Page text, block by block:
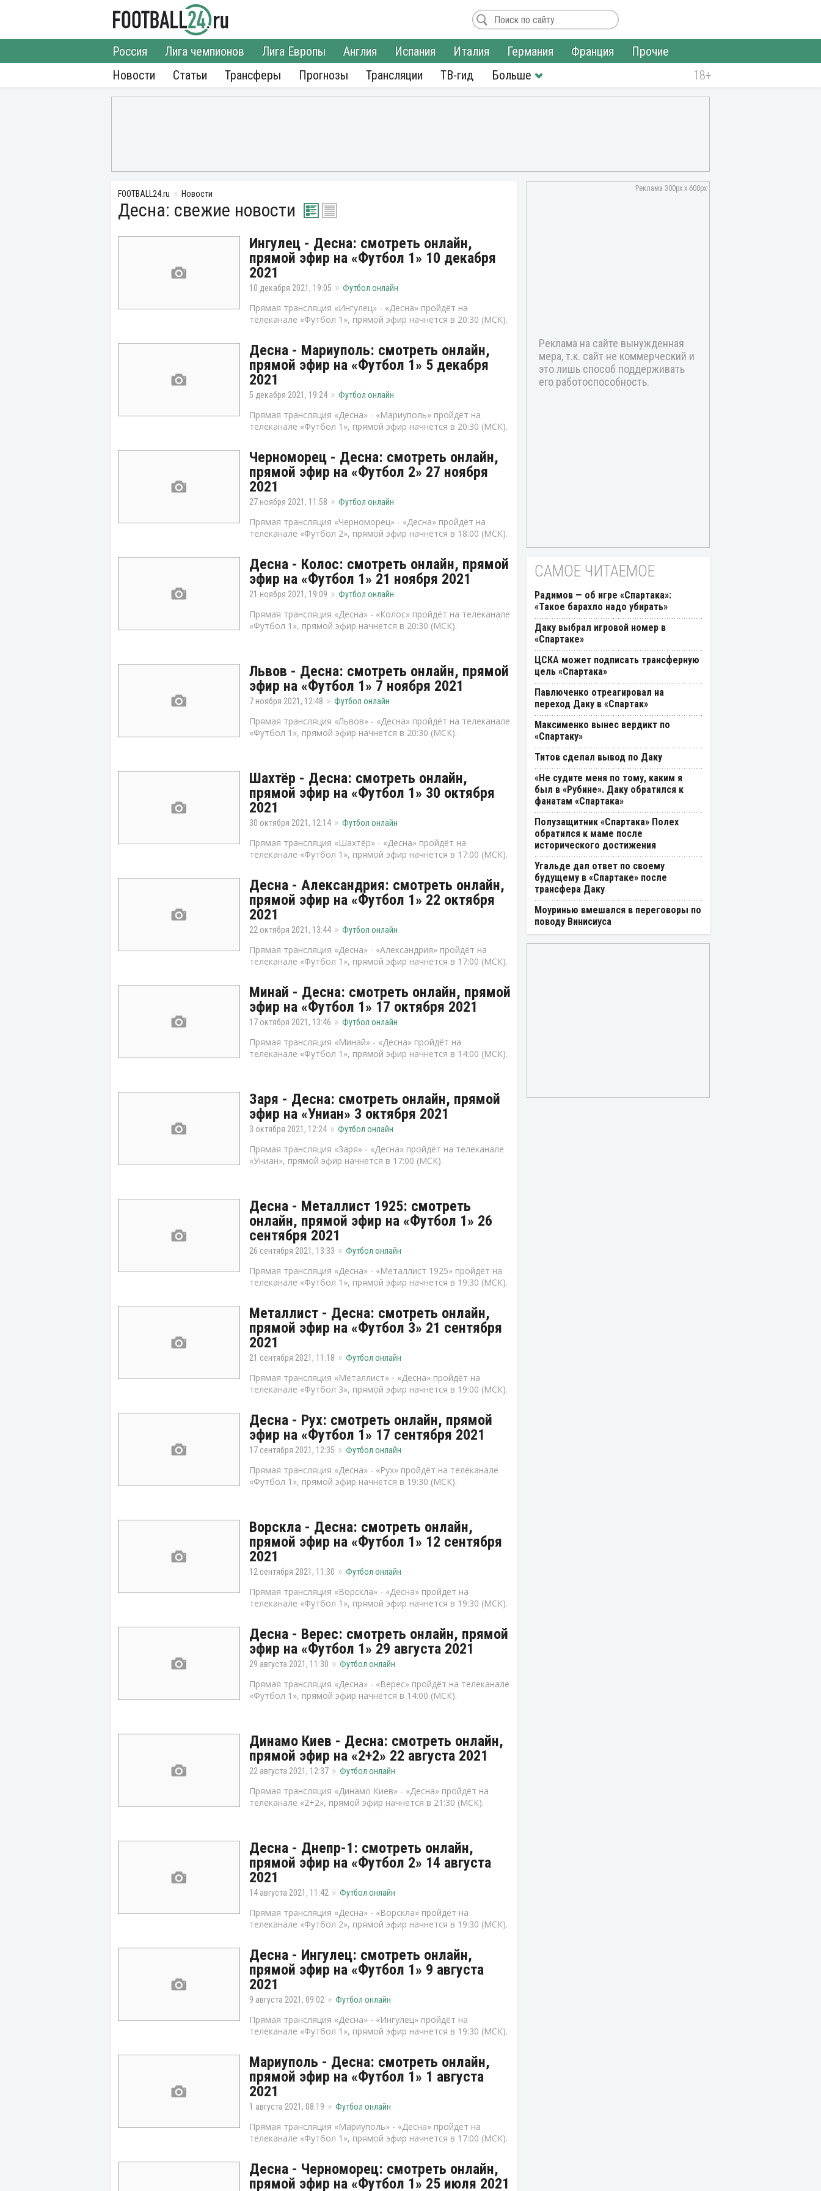
Новости
Россия Лига чемпионов Лига Европы Англия Испания Италия Германия Франция
Прочие
Статьи
Трансферы Прогнозы Трансляции ТВ-гид
FOOTBALL24.ru Новости
Десна: свежие новости
Ингулец - Десна: смотреть онлайн,
прямой эфир на «Футбол 1» 10 декабря
2021
10 декабря 2021, 19:05 Футбол онлайн
Прямая трансляция «Ингулец» - «Десна» пройдёт на
телеканале «Футбол 1», прямой эфир начнется в 20:30 (МСК).
Десна - Мариуполь: смотреть онлайн,
прямой эфир на «Футбол 1» 5 декабря
2021
5 декабря 2021, 19:24 Футбол онлайн
Прямая трансляция «Десна» - «Мариуполь» пройдёт на
телеканале «Футбол 1», прямой эфир начнется в 20:30 (МСК).
Черноморец - Десна: смотреть онлайн,
прямой эфир на «Футбол 2» 27 ноября
2021
27 ноября 2021, 11:58 Футбол онлайн
Прямая трансляция «Черноморец» - «Десна» пройдёт на
телеканале «Футбол 2», прямой эфир начнется в 18:00 (МСК).
Десна - Колос: смотреть онлайн, прямой
эфир на «Футбол 1» 21 ноября 2021
21 ноября 2021, 19:09 Футбол онлайн
Прямая трансляция «Десна» - «Колос» пройдёт на телеканале
«Футбол 1», прямой эфир начнется в 20:30 (МСК).
Львов - Десна: смотреть онлайн, прямой
эфир на «Футбол 1» 7 ноября 2021
7 ноября 2021, 12:48 Футбол онлайн
Прямая трансляция «Львов» - «Десна» пройдёт на телеканале
«Футбол 1», прямой эфир начнется в 20:30 (МСК).
Шахтёр - Десна: смотреть онлайн,
прямой эфир на «Футбол 1» 30 октября
2021
30 октября 2021, 12:14 Футбол онлайн
Прямая трансляция «Шахтёр» - «Десна» пройдёт на
телеканале «Футбол 1», прямой эфир начнется в 17:00 (МСК).
Десна - Александрия: смотреть онлайн,
прямой эфир на «Футбол 1» 22 октября
2021
22 октября 2021, 13:44 Футбол онлайн
Прямая трансляция «Десна» - «Александрия» пройдёт на
телеканале «Футбол 1», прямой эфир начнется в 17:00 (МСК).
Минай - Десна: смотреть онлайн, прямой
эфир на «Футбол 1» 17 октября 2021
17 октября 2021, 13:46 Футбол онлайн
Прямая трансляция «Минай» - «Десна» пройдёт на
телеканале «Футбол 1», прямой эфир начнется в 14:00 (МСК).
Заря - Десна: смотреть онлайн, прямой
эфир на «Униан» 3 октября 2021
3 октября 2021, 12:24 Футбол онлайн
Прямая трансляция «Заря» - «Десна» пройдёт на телеканале
«Униан», прямой эфир начнется в 17:00 (МСК).
Десна - Металлист 1925: смотреть
онлайн, прямой эфир на «Футбол 1» 26
сентября 2021
26 сентября 2021, 13:33 Футбол онлайн
Прямая трансляция «Десна» - «Металлист 1925» пройдёт на
телеканале «Футбол 1», прямой эфир начнется в 19:30 (МСК).
Металлист - Десна: смотреть онлайн,
прямой эфир на «Футбол 3» 21 сентября
2021
21 сентября 2021, 11:18 Футбол онлайн
Прямая трансляция «Металлист» - «Десна» пройдёт на
телеканале «Футбол 3», прямой эфир начнется в 19:00 (МСК).
Десна - Рух: смотреть онлайн, прямой
эфир на «Футбол 1» 17 сентября 2021
17 сентября 2021, 12:35 Футбол онлайн
Прямая трансляция «Десна» - «Рух» пройдёт на телеканале
«Футбол 1», прямой эфир начнется в 19:30 (МСК).
Ворскла - Десна: смотреть онлайн,
прямой эфир на «Футбол 1» 12 сентября
2021
12 сентября 2021, 11:30 Футбол онлайн
Прямая трансляция «Ворскла» - «Десна» пройдёт на
телеканале «Футбол 1», прямой эфир начнется в 19:30 (МСК).
Десна - Верес: смотреть онлайн, прямой
эфир на «Футбол 1» 29 августа 2021
29 августа 2021, 11:30 Футбол онлайн
Прямая трансляция «Десна» - «Верес» пройдёт на телеканале
«Футбол 1», прямой эфир начнется в 14:00 (МСК).
Динамо Киев - Десна: смотреть онлайн,
прямой эфир на «2+2» 22 августа 2021
22 августа 2021, 12:37 Футбол онлайн
Прямая трансляция «Динамо Киев» - «Десна» пройдёт на
телеканале «2+2», прямой эфир начнется в 21:30 (МСК).
Десна - Днепр-1: смотреть онлайн,
прямой эфир на «Футбол 2» 14 августа
2021
14 августа 2021, 11:42 Футбол онлайн
Прямая трансляция «Десна» - «Ворскла» пройдёт на
телеканале «Футбол 2», прямой эфир начнется в 19:30 (МСК).
Десна - Ингулец: смотреть онлайн,
прямой эфир на «Футбол 1» 9 августа
2021
9 августа 2021, 09:02 Футбол онлайн
Прямая трансляция «Десна» - «Ингулец» пройдёт на
телеканале «Футбол 1», прямой эфир начнется в 19:30 (МСК).
Мариуполь - Десна: смотреть онлайн,
прямой эфир на «Футбол 1» 1 августа
2021
1 августа 2021, 08:19 Футбол онлайн
Прямая трансляция «Мариуполь» - «Десна» пройдёт на
телеканале «Футбол 1», прямой эфир начнется в 17:00 (МСК).
Десна - Черноморец: смотреть онлайн,
прямой эфир на «Футбол 1» 25 июля 2021
САМОЕ ЧИТАЕМОЕ
Радимов — об игре «Спартака»:
«Такое барахло надо убирать»
Даку выбрал игровой номер в
«Спартаке»
ЦСКА может подписать трансферную
цель «Спартака»
Павлюченко отреагировал на
переход Даку в «Спартак»
Максименко вынес вердикт по
«Спартаку»
Титов сделал вывод по Даку
«Не судите меня по тому, каким я
был в «Рубине». Даку обратился к
фанатам «Спартака»
Полузащитник «Спартака» Полех
обратился к маме после
исторического достижения
Угальде дал ответ по своему
будущему в «Спартаке» после
трансфера Даку
Моуринью вмешался в переговоры по
поводу Винисиуса